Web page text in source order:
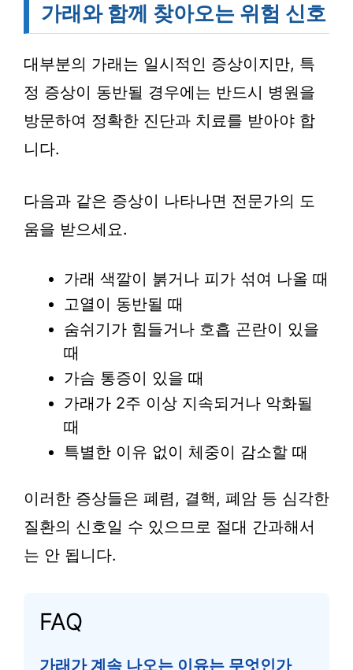
가래와 함께 찾아오는 위험 신호
대부분의 가래는 일시적인 증상이지만, 특
정 증상이 동반될 경우에는 반드시 병원을
방문하여 정확한 진단과 치료를 받아야 합
니다.
다음과 같은 증상이 나타나면 전문가의 도
움을 받으세요.
가래 색깔이 붉거나 피가 섞여 나올 때
고열이 동반될 때
숨쉬기가 힘들거나 호흡 곤란이 있을
때
가슴 통증이 있을 때
가래가 2주 이상 지속되거나 악화될
때
특별한 이유 없이 체중이 감소할 때
이러한 증상들은 폐렴, 결핵, 폐암 등 심각한
질환의 신호일 수 있으므로 절대 간과해서
는 안 됩니다.
FAQ
가래가 계속 나오는 이유는 무엇인가